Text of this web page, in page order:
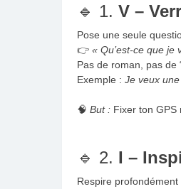
🔹 1. V –
Pose une seule
👉 « Qu’est-ce que je
Pas de roman, pas de
Exemple : Je veux
🧠 But : Fixer ton GPS
🔹 2. I –
Respire profondément